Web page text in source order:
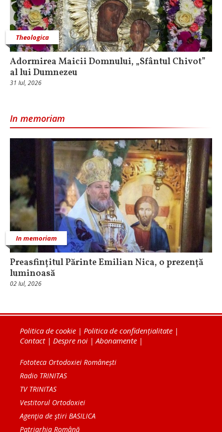
Theologica
Adormirea Maicii Domnului, „Sfântul Chivot”
al lui Dumnezeu
31 Iul, 2026
In memoriam
In memoriam
Preasfințitul Părinte Emilian Nica, o prezență
luminoasă
02 Iul, 2026
Politica de cookie | Politica de confidențialitate |
Contact| Despre noi | Abonamente |
Fototeca Ortodoxiei Românești
Radio TRINITAS
TV TRINITAS
Vestitorul Ortodoxiei
Agenţia de ştiri BASILICA
Patriarhia Română